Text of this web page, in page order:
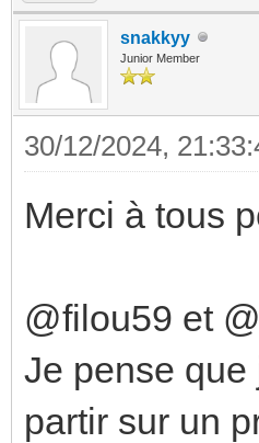
snakkyy
Junior Member
30/12/2024,
Merci à tous
@filou59 et
Je pense
partir sur un